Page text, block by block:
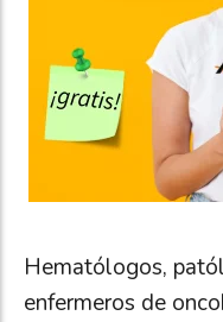
Hematólogos,
enfermeros de